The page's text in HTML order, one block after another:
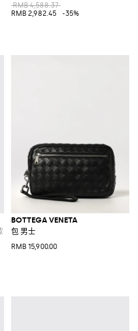
RMB 4,588.37
RMB 2,982.45
-35%
尼龙文件包
BOTTEGA VENETA
包 男士
RMB 15,900.00